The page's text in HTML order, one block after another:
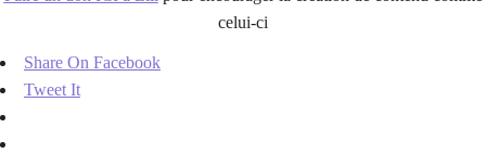
celui-ci
Share On Facebook
Tweet It